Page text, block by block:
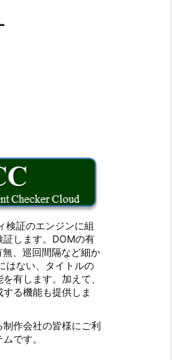
検証のエンジンに組
します。DOMの有
、巡回間隔など細か
はない、タイトルの
有します。加えて、
る機能も提供しま
作会社の皆様にご利
です。